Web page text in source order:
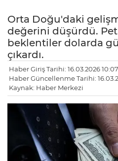
Orta Doğu'daki
değerini düşürdü.
beklentiler dolarda
çıkardı.
Haber Giriş Tarihi: 16.03.2026 10:07
Haber Güncellenme Tarihi:
Kaynak: Haber Merkezi